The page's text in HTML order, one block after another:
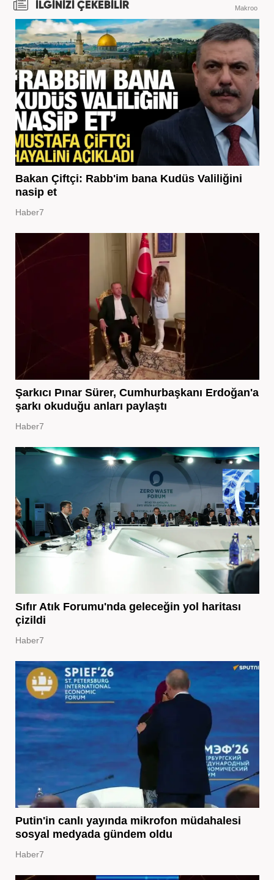
İLGİNİZİ ÇEKEBİLİR Makroo
Bakan Çiftçi: Rabb'im bana Kudüs Valiliğini
nasip et
Haber7
Şarkıcı Pınar Sürer, Cumhurbaşkanı Erdoğan'a
şarkı okuduğu anları paylaştı
Haber7
Sıfır Atık Forumu'nda geleceğin yol haritası
çizildi
Haber7
Putin'in canlı yayında mikrofon müdahalesi
sosyal medyada gündem oldu
Haber7